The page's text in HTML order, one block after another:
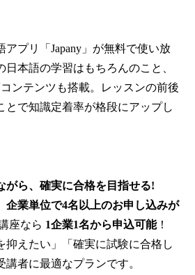
アプリ「Japany」が無料で使い放
本語の学習はもちろんのこと、
ンテンツも搭載。レッスンの前後
とで知識定着率が格段にアップし
がら、確実に合格を目指せる!
企業単位で4名以上のお申し込みが
座なら 1企業1名から申込可能！
抑えたい」「確実に試験に合格し
者に最適なプランです。